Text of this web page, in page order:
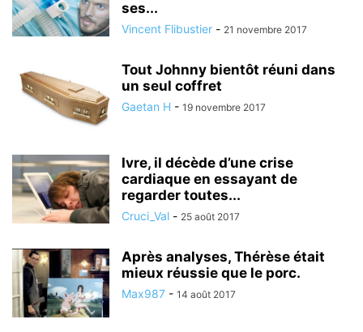
ses...
Vincent Flibustier - 21 novembre 2017
Tout Johnny bientôt réuni dans
un seul coffret
Gaetan H - 19 novembre 2017
Ivre, il décède d’une crise
cardiaque en essayant de
regarder toutes...
Cruci_Val - 25 août 2017
Après analyses, Thérèse était
mieux réussie que le porc.
Max987 - 14 août 2017